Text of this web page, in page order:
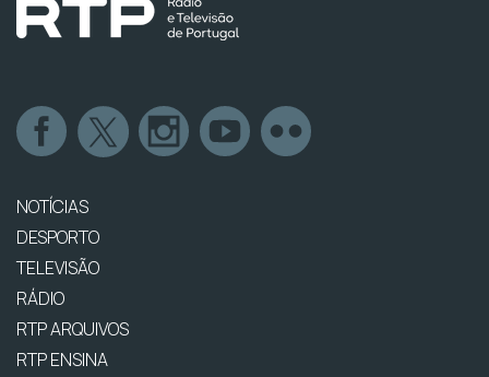
NOTÍCIAS
DESPORTO
TELEVISÃO
RÁDIO
RTP ARQUIVOS
RTP ENSINA